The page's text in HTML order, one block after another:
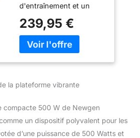
d'entraînement et un
fréquences d'oscillation
réglables Supporte
jusqu'à 120 kg Contrôle
239,95 €
la plateforme vibrante
compacte 500 W de Newgen
un dispositif polyvalent pour les
d’une puissance de 500 Watts et